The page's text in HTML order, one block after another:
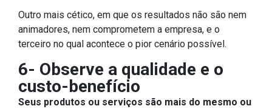
Outro mais cético, em que os resultados não são nem
animadores, nem comprometem a empresa, e o
terceiro no qual acontece o pior cenário possível.
6- Observe a qualidade e o
custo-benefício
Seus produtos ou serviços são mais do mesmo ou